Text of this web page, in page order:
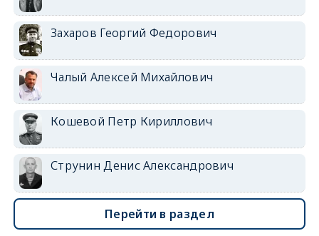
Захаров Георгий Федорович
Чалый Алексей Михайлович
Кошевой Петр Кириллович
Струнин Денис Александрович
Перейти в раздел